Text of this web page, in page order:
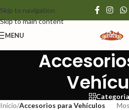
Skip to navigation
Skip to main content
MENU
Inicio/Accesorios para Vehículos